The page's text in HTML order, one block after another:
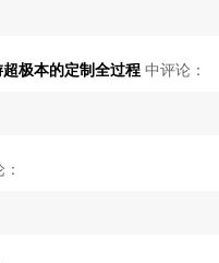
极本的定制全过程 中评论：